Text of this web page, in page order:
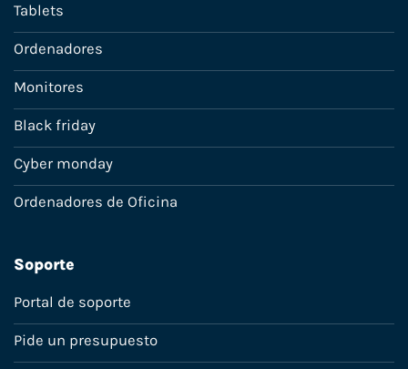
Tablets
Ordenadores
Monitores
Black friday
Cyber monday
Ordenadores de Oficina
Soporte
Portal de soporte
Pide un presupuesto